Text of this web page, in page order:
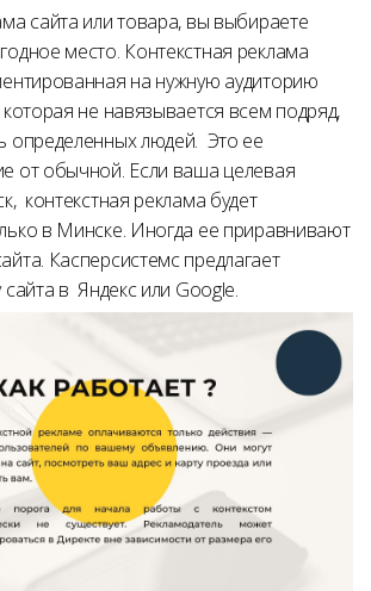
сайта или товара, вы выбираете
место. Контекстная реклама
на нужную аудиторию
не навязывается всем подряд,
определенных людей. Это ее
от обычной. Если ваша целевая
контекстная реклама будет
в Минске. Иногда ее приравнивают
Касперсистемс предлагает
сайта в Яндекс или Google.